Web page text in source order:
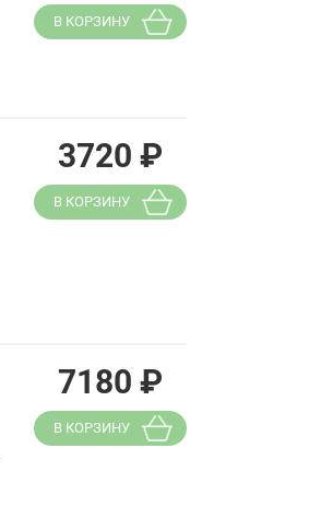
В КОРЗИНУ
3720 ₽
В КОРЗИНУ
7180 ₽
В КОРЗИНУ